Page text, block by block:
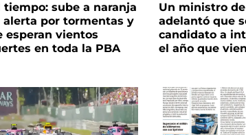
tiempo: sube a naranja
alerta por tormentas y
esperan vientos
en toda la PBA
Un ministro
adelantó que
candidato a
el año que